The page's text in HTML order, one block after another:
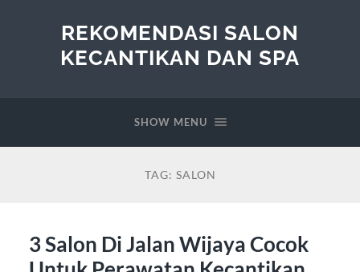
REKOMENDASI SALON
KECANTIKAN DAN SPA
SHOW MENU
TAG: SALON
3 Salon Di Jalan Wijaya Cocok